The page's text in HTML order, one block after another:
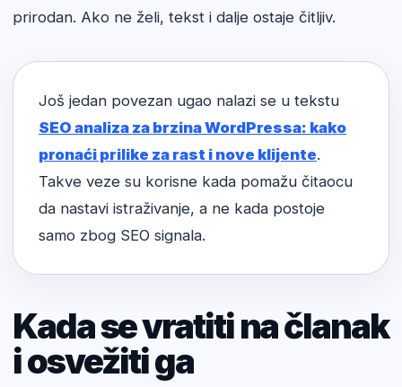
prirodan. Ako ne želi, tekst i dalje ostaje čitljiv.
Još jedan povezan ugao nalazi se u tekstu
SEO analiza za brzina WordPressa: kako
pronaći prilike za rast i nove klijente.
Takve veze su korisne kada pomažu čitaocu
da nastavi istraživanje, a ne kada postoje
samo zbog SEO signala.
Kada se vratiti na članak
i osvežiti ga